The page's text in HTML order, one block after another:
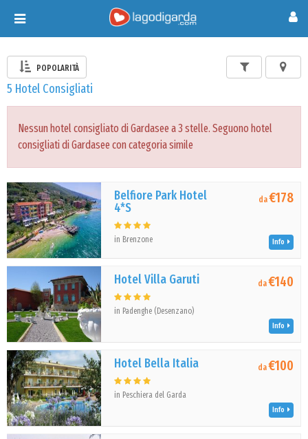
Toggle
navigation
POPOLARITÀ
5 Hotel Consigliati
Nessun hotel consigliato di Gardasee a 3 stelle. Seguono hotel
consigliati di Gardasee con categoria simile
Belfiore Park Hotel
4*S
in Brenzone
da€178
Info
Hotel Villa Garuti
in Padenghe (Desenzano)
da€140
Info
Hotel Bella Italia
in Peschiera del Garda
da€100
Info